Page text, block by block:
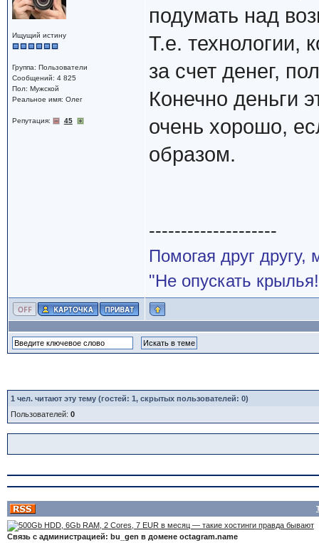
Ищущий истину
Группа: Пользователи
Сообщений: 4 825
Пол: Мужской
Реальное имя: Олег
Репутация: 45
подумать над
Т.е. технологии,
за счет денег,
Конечно деньги
очень хорошо,
образом.
--------------------
Помогая друг
"Не опускать
1 чел. читают эту тему (гостей: 1, скрытых пользователей: 0)
Пользователей: 0
Связь с администрацией: bu_gen в домене octagram.name